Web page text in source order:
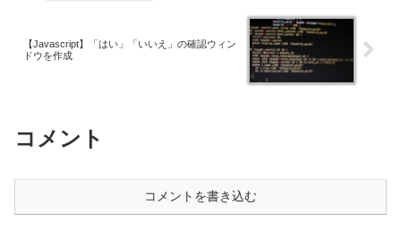
【Javascript】「はい」「いいえ」の確認ウィン
ドウを作成
コメント
コメントを書き込む